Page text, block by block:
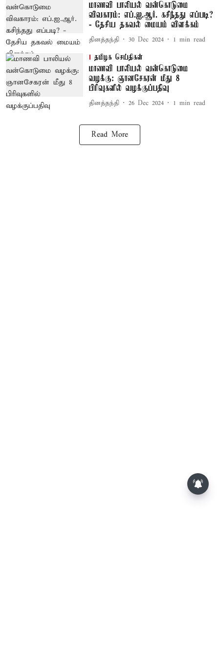
மாணவி பாலியல் வன்கொடுமை
விவகாரம்: எப்.ஐ.ஆர். கசிந்தது எப்படி?
- தேசிய தகவல் மையம் விளக்கம்
தினத்தந்தி 30 Dec 2024 1 min read
தமிழக செய்திகள்
மாணவி பாலியல் வன்கொடுமை
வழக்கு: ஞானசேகரன் மீது 8
பிரிவுகளில் வழக்குப்பதிவு
தினத்தந்தி 26 Dec 2024 1 min read
Read More